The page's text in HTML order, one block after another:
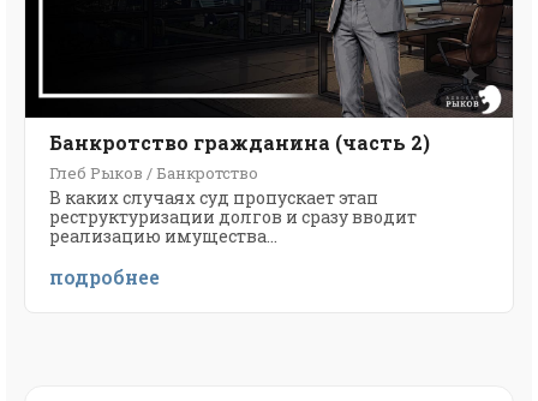
Банкротство гражданина (часть 2)
Глеб Рыков / Банкротство
В каких случаях суд пропускает этап
реструктуризации долгов и сразу вводит
реализацию имущества...
подробнее